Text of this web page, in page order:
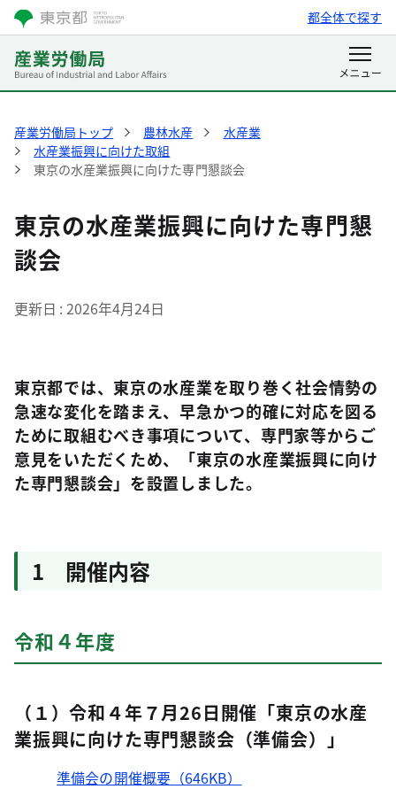
都全体で探す
産業労働局トップ 農林水産
水産業
水産業振興に向けた取組
東京の水産業振興に向けた専門懇談会
東京の水産業振興に向けた専門懇
談会
更新日 2026年4月24日
東京都では、東京の水産業を取り巻く社会情勢の
急速な変化を踏まえ、早急かつ的確に対応を図る
ために取組むべき事項について、専門家等からご
意見をいただくため、「東京の水産業振興に向け
た専門懇談会」を設置しました。
1 開催内容
令和４年度
（１）令和４年７月26日開催「東京の水産
業振興に向けた専門懇談会（準備会）」
準備会の開催概要（646KB）